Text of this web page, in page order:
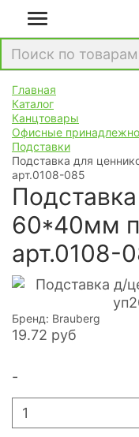
Главная
Каталог
Канцтовары
Офисные
Подставки
Подставка для
арт.0108-085
60*40мм
арт.0108-
Бренд: Brauberg
19.72 руб
-